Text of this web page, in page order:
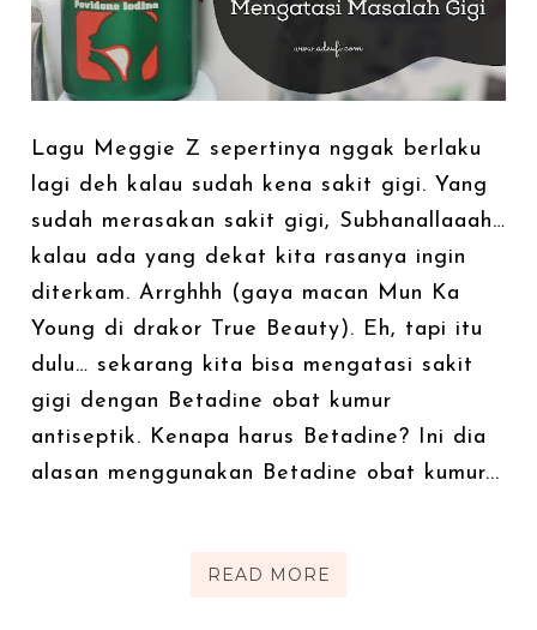
Lagu Meggie Z sepertinya nggak berlaku
lagi deh kalau sudah kena sakit gigi. Yang
sudah merasakan sakit gigi, Subhanallaaah…
kalau ada yang dekat kita rasanya ingin
diterkam. Arrghhh (gaya macan Mun Ka
Young di drakor True Beauty). Eh, tapi itu
dulu… sekarang kita bisa mengatasi sakit
gigi dengan Betadine obat kumur
antiseptik. Kenapa harus Betadine? Ini dia
alasan menggunakan Betadine obat kumur...
READ MORE